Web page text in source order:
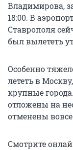
Владимирова,
18:00. В
Ставрополя
был вылететь
Особенно
лететь в
крупные
отложены на
отменены
Смотрите